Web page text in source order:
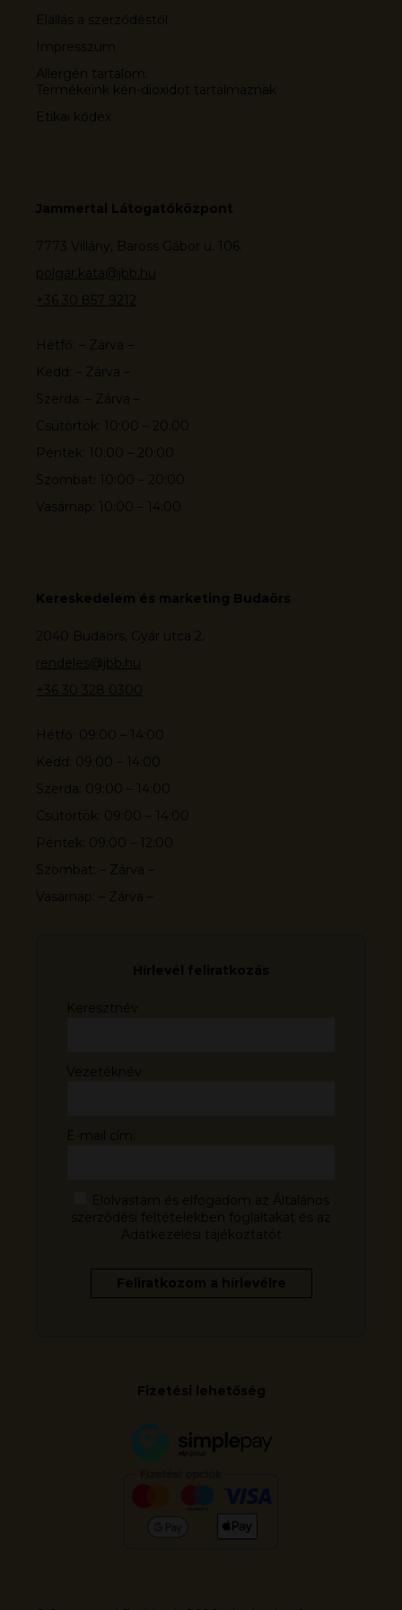
Elállás a szerződéstől
Impresszum
Allergén tartalom:
Termékeink kén-dioxidot tartalmaznak
Etikai kódex
Jammertal Látogatóközpont
7773 Villány, Baross Gábor u. 106.
polgar.kata@jbb.hu
+36 30 857 9212
Hétfő: – Zárva –
Kedd: – Zárva –
Szerda: – Zárva –
Csütörtök: 10:00 – 20:00
Péntek: 10:00 – 20:00
Szombat: 10:00 – 20:00
Vasárnap: 10:00 – 14:00
Kereskedelem és marketing Budaörs
2040 Budaörs, Gyár utca 2.
rendeles@jbb.hu
+36 30 328 0300
Hétfő: 09:00 – 14:00
Kedd: 09:00 – 14:00
Szerda: 09:00 – 14:00
Csütörtök: 09:00 – 14:00
Péntek: 09:00 – 12:00
Szombat: – Zárva –
Vasárnap: – Zárva –
Fizetési lehetőség